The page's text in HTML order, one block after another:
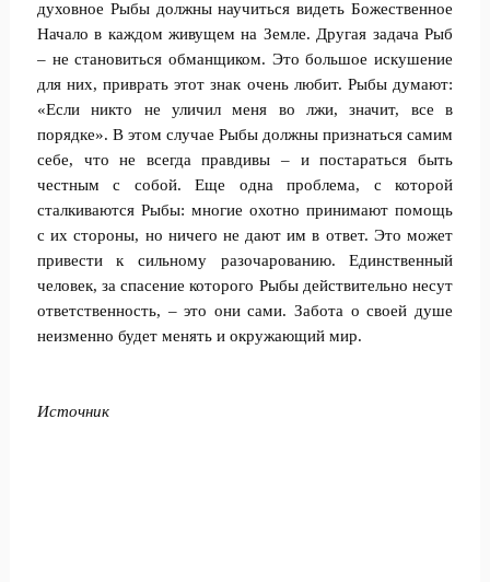
духовное Рыбы должны научиться видеть Божественное
Начало в каждом живущем на Земле. Другая задача Рыб
– не становиться обманщиком. Это большое искушение
для них, приврать этот знак очень любит. Рыбы думают:
«Если никто не уличил меня во лжи, значит, все в
порядке». В этом случае Рыбы должны признаться самим
себе, что не всегда правдивы – и постараться быть
честным с собой. Еще одна проблема, с которой
сталкиваются Рыбы: многие охотно принимают помощь
с их стороны, но ничего не дают им в ответ. Это может
привести к сильному разочарованию. Единственный
человек, за спасение которого Рыбы действительно несут
ответственность, – это они сами. Забота о своей душе
неизменно будет менять и окружающий мир.
Источник